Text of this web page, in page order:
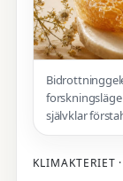
självklar
KLIMAKTERIET